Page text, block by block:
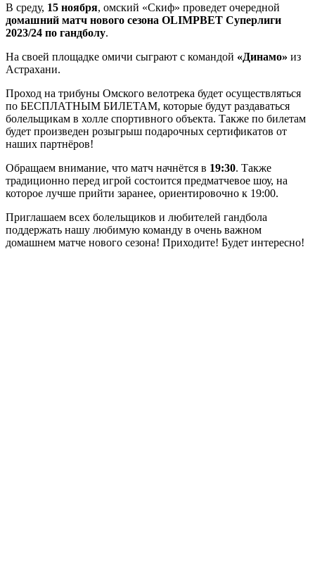
В среду, 15 ноября, омский «Скиф» проведет очередной
домашний матч нового сезона OLIMPBET Суперлиги
2023/24 по гандболу.
На своей площадке омичи сыграют с командой «Динамо» из
Астрахани.
Проход на трибуны Омского велотрека будет осуществляться
по БЕСПЛАТНЫМ БИЛЕТАМ, которые будут раздаваться
болельщикам в холле спортивного объекта. Также по билетам
будет произведен розыгрыш подарочных сертификатов от
наших партнёров!
Обращаем внимание, что матч начнётся в 19:30. Также
традиционно перед игрой состоится предматчевое шоу, на
которое лучше прийти заранее, ориентировочно к 19:00.
Приглашаем всех болельщиков и любителей гандбола
поддержать нашу любимую команду в очень важном
домашнем матче нового сезона! Приходите! Будет интересно!